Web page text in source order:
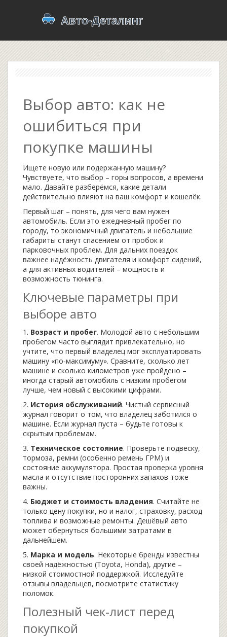
Выбор авто: как не
ошибиться при
покупке машины
Ищете новую или подержанную машину?
Чувствуете, что выбор – горы вопросов, а времени
мало. Давайте разберёмся, какие детали
действительно влияют на ваш комфорт и кошелёк.
Первый шаг – понять, для чего вам нужен
автомобиль. Если это ежедневный пробег по
городу, то экономичный двигатель и небольшие
габариты станут спасением от пробок и
парковочных проблем. Для дальних поездок
важнее надёжность двигателя и комфорт сидений,
а для активных водителей – мощность и
возможность тюнинга.
Ключевые параметры при
выборе авто
1. Возраст и пробег. Молодой авто с небольшим
пробегом часто выглядит привлекательно, но
учтите, что первый владелец мог эксплуатировать
машину «по‑максимуму». Сравните, сколько лет
машине и сколько километров уже пройдено –
иногда старый автомобиль с низким пробегом
лучше, чем новый с высокими цифрами.
2. История обслуживаний. Чистый сервисный
журнал говорит о том, что владелец заботился о
машине. Если журнал пуста – будьте готовы к
скрытым проблемам.
3. Техническое состояние. Проверьте подвеску,
тормоза, ремни (особенно ремень ГРМ) и
состояние аккумулятора. Простая проверка уровня
масла и отсутствие посторонних запахов тоже
важны.
4. Бюджет и стоимость владения. Считайте не
только цену покупки, но и налог, страховку, расход
топлива и возможные ремонты. Дешёвый авто
может обернуться большими затратами в
дальнейшем.
5. Марка и модель. Некоторые бренды известны
своей надёжностью (Toyota, Honda), другие –
низкой стоимостной поддержкой. Исследуйте
отзывы владельцев, посмотрите статистику
поломок.
Полезный чек‑лист перед
покупкой